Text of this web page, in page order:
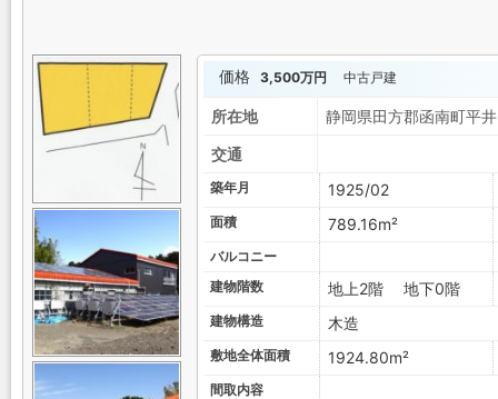
価格 3,500万円 中古戸建
所在地
静岡県田方郡函南町
交通
築年月 1925/02
面積 789.16m²
バルコニー
建物階数
地上2階 地下0階
建物構造 木造
敷地全体面積 1924.80m²
間取内容